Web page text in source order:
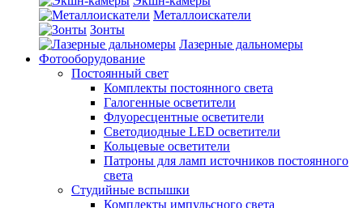
Металлоискатели
Зонты
Лазерные дальномеры
Фотооборудование
Постоянный свет
Комплекты постоянного света
Галогенные осветители
Флуоресцентные осветители
Светодиодные LED осветители
Кольцевые осветители
Патроны для ламп источников постоянного
света
Студийные вспышки
Комплекты импульсного света